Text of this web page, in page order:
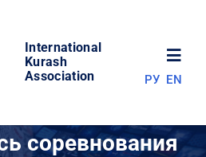
International
Kurash
Association
РУ EN
соревнования